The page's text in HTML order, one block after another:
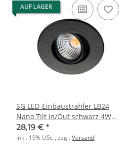
AUF LAGER
SG LED-Einbaustrahler LB24
Nano Tilt In/Out schwarz 4W
3000K 36D
28,19 € *
inkl. 19% USt. , zzgl.Versand